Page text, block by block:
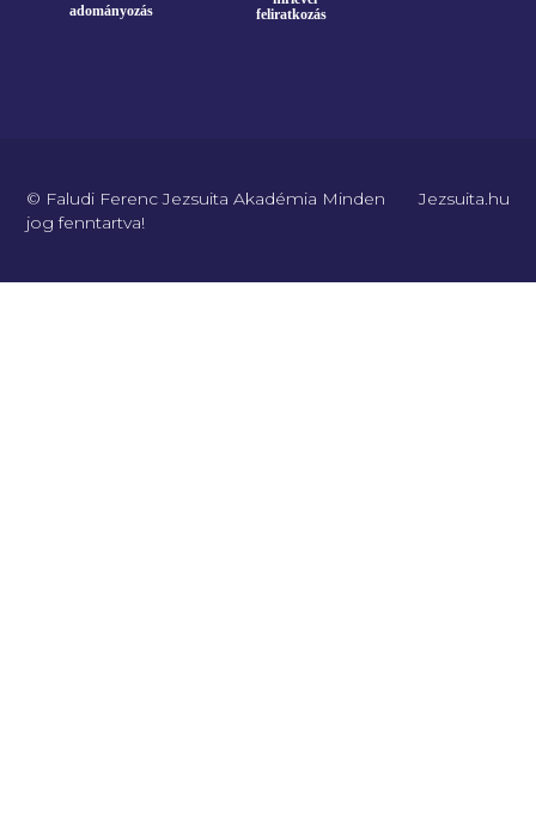
© Faludi Ferenc Jezsuita Akadémia Minden
jog fenntartva!
Jezsuita.hu